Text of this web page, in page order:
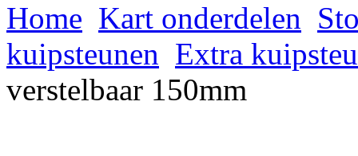
Home Kart onderdelen
kuipsteunen Extra
verstelbaar 150mm